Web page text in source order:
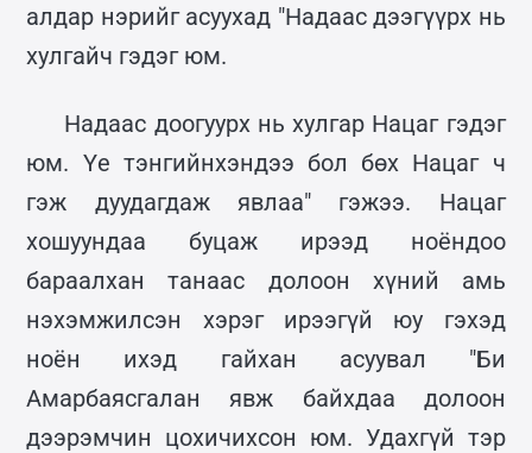
алдар нэрийг асуухад "Надаас дээгүүрх нь
хулгайч гэдэг юм.
Надаас доогуурх нь хулгар Нацаг гэдэг
юм. Үе тэнгийнхэндээ бол бөх Нацаг ч
гэж дуудагдаж явлаа" гэжээ. Нацаг
хошуундаа буцаж ирээд ноёндоо
бараалхан танаас долоон хүний амь
нэхэмжилсэн хэрэг ирээгүй юу гэхэд
ноён ихэд гайхан асуувал "Би
Амарбаясгалан явж байхдаа долоон
дээрэмчин цохичихсон юм. Удахгүй тэр